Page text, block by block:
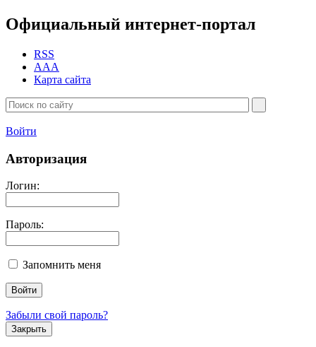
Официальный интернет-портал
RSS
AAA
Карта сайта
Войти
Авторизация
Логин:
Пароль:
Запомнить меня
Забыли свой пароль?
Закрыть